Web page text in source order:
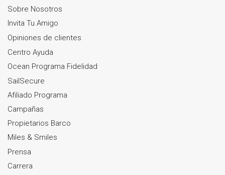
Sobre Nosotros
Invita Tu Amigo
Opiniones de clientes
Centro Ayuda
Ocean Programa Fidelidad
SailSecure
Afiliado Programa
Campañas
Propietarios Barco
Miles & Smiles
Prensa
Carrera